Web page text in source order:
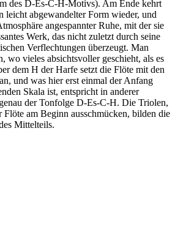
des D-Es-C-H-Motivs). Am Ende kehrt
leicht abgewandelter Form wieder, und
angespannter Ruhe, mit der sie
Werk, das nicht zuletzt durch seine
Verflechtungen überzeugt. Man
wo vieles absichtsvoller geschieht, als es
dem H der Harfe setzt die Flöte mit den
und was hier erst einmal der Anfang
Skala ist, entspricht in anderer
der Tonfolge D-Es-C-H. Die Triolen,
am Beginn ausschmücken, bilden die
Mittelteils.